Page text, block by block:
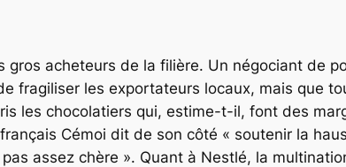
gros acheteurs de la filière. Un négociant de
fragiliser les exportateurs locaux, mais que
les chocolatiers qui, estime-t-il, font des
Cémoi dit de son côté « soutenir la
assez chère ». Quant à Nestlé, la